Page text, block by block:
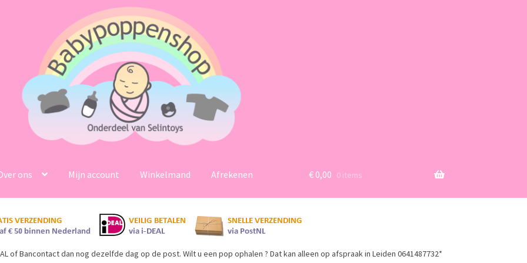
ons Mijn account Winkelmand Afrekenen €0,00 0 items
of Bancontact dan nog dezelfde dag op de post. Wilt u een pop ophalen ? Dat kan alleen op afspraak in Leiden 0641487732*